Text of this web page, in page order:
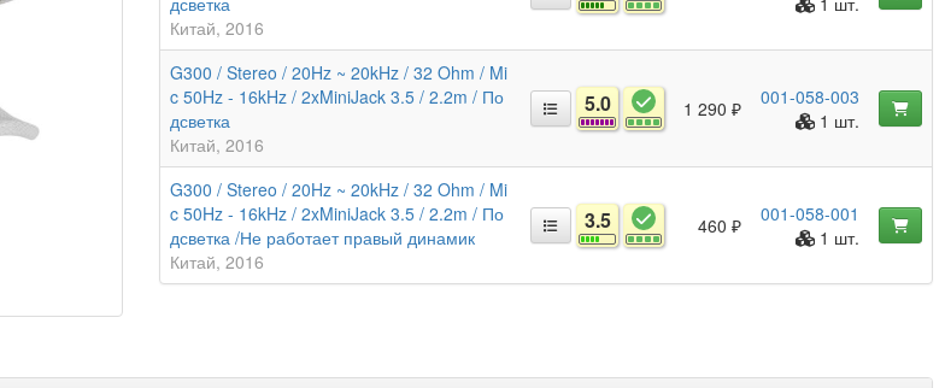
Китай 2016
G300 / Stereo / 20Hz ~ 20kHz / 32 Ohm / Mi
c 50Hz - 16kHz / 2xMiniJack 3.5 / 2.2m / По
дсветка
Китай 2016
5.0 1 290 ₽
001-058-003
1 шт.
G300 / Stereo / 20Hz ~ 20kHz / 32 Ohm / Mi
c 50Hz - 16kHz / 2xMiniJack 3.5 / 2.2m / По
дсветка /Не работает правый динамик
Китай 2016
3.5 460 ₽
001-058-001
1 шт.